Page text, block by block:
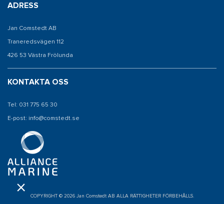
ADRESS
Jan Comstedt AB
Traneredsvägen 112
426 53 Västra Frölunda
KONTAKTA OSS
Tel: 031 775 65 30
E-post: info@comstedt.se
COPYRIGHT © 2026 Jan Comstedt AB ALLA RÄTTIGHETER FÖRBEHÅLLS.